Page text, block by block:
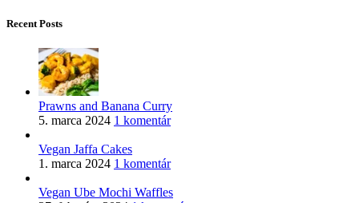
Recent Posts
Prawns and Banana Curry
5. marca 2024 1 komentár
Vegan Jaffa Cakes
1. marca 2024 1 komentár
Vegan Ube Mochi Waffles